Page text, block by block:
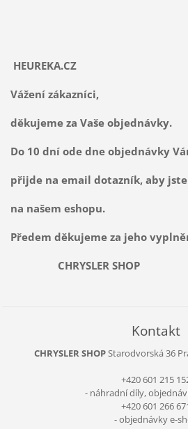
HEUREKA.CZ
Vážení zákazníci,
děkujeme za Vaše objednávky.
Do 10 dní ode dne objednávky
přijde na email dotazník, aby
na našem eshopu.
Předem děkujeme za jeho
CHRYSLER SHOP
Kontakt
CHRYSLER SHOPStarodvorská 36
+420 601 215
- náhradní díly,
+420 601 266
- objednávky e-